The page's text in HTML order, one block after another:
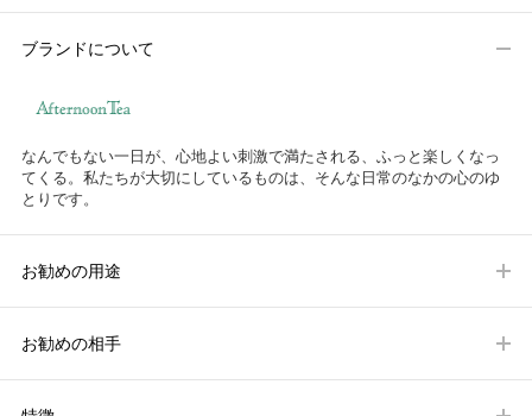
ブランドについて
なんでもない一日が、心地よい刺激で満たされる、ふっと楽しくなっ
てくる。私たちが大切にしているものは、そんな日常のなかの心のゆ
とりです。
お勧めの用途
お勧めの相手